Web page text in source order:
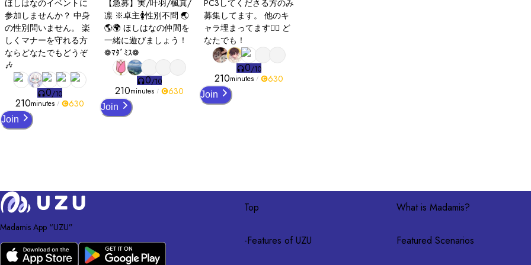
【バージョン変更】
2026/6/27 報告をいただき、表記のズレを修正しました。
ほしはなのイベントに
参加しませんか？ 中身
の性別問いません。 楽
しくマナーを守れる方
ならどなたでもどうぞ
🎶
0/10
210minutes 630
Join
【急募】実/叶羽/楓真/
凛 ※卓主🚺性別不問 🌏
🌎🌍 ほしはなの仲間を
一緒に遊びましょう！
❁ﾏﾀﾞﾐｽ❁
0/10
210minutes 630
Join
PC3してくださる方のみ
募集してます。 他のキ
ャラ埋まってます🙇‍♂️ ど
なたでも！
0/10
210minutes 630
Join
Madamis App “UZU”
Top
-Features of UZU
What is Madamis?
Featured Scenarios